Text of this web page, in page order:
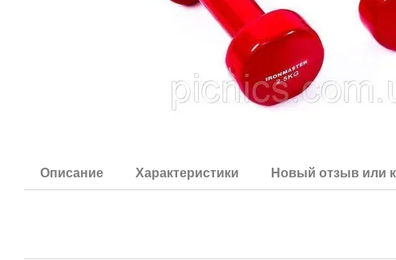
Описание Характеристики Новый отзыв или